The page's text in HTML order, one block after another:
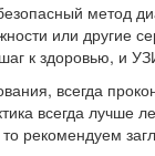
метод
или другие
к здоровью, и
всегда
всегда
рекомендуем